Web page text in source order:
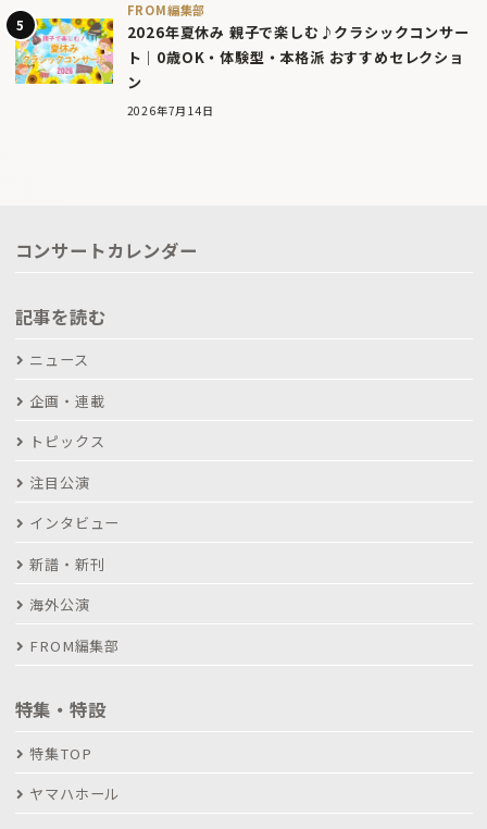
FROM編集部
2026年夏休み 親子で楽しむ♪クラシックコンサー
ト｜0歳OK・体験型・本格派 おすすめセレクショ
ン
2026年7月14日
コンサートカレンダー
記事を読む
ニュース
企画・連載
トピックス
注目公演
インタビュー
新譜・新刊
海外公演
FROM編集部
特集・特設
特集TOP
ヤマハホール